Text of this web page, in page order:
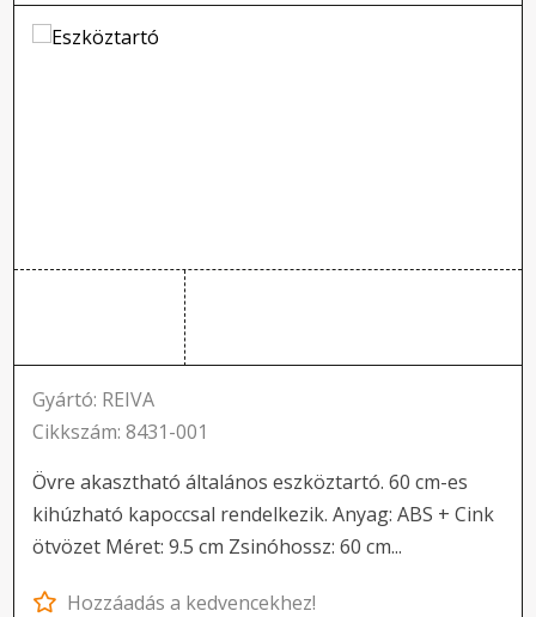
Gyártó: REIVA
Cikkszám: 8431-001
Övre akasztható általános eszköztartó. 60 cm-es
kihúzható kapoccsal rendelkezik. Anyag: ABS + Cink
ötvözet Méret: 9.5 cm Zsinóhossz: 60 cm...
Hozzáadás a kedvencekhez!